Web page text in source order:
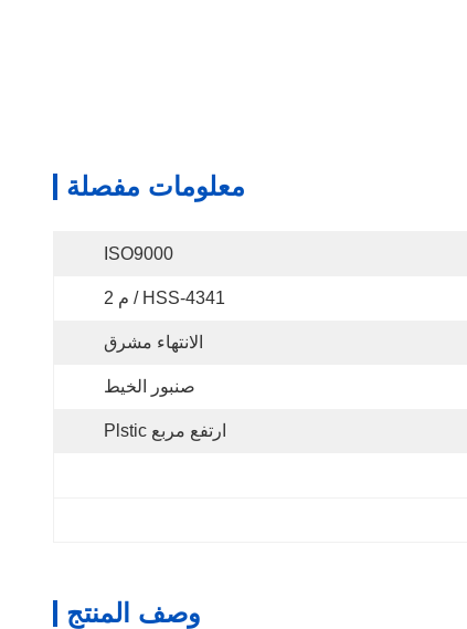
معلومات مفصلة
ISO9000
HSS-4341 / م 2
الانتهاء مشرق
صنبور الخيط
ارتفع مربع Plstic
وصف المنتج